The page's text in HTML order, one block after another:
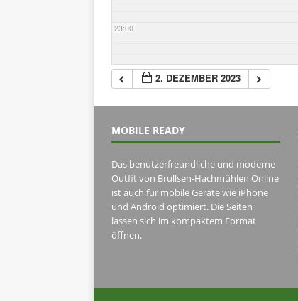
23:00
2. DEZEMBER 2023
MOBILE READY
Das benutzerfreundliche und moderne
Outfit von Brullsen-Hachmühlen Online
ist auch für mobile Geräte wie iPhone
und Android optimiert. Die Seiten
lassen sich im kompaktem Format
öffnen.